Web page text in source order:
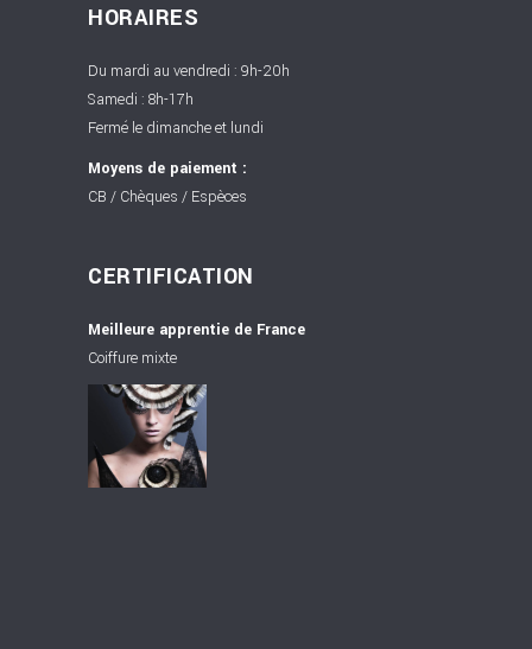
HORAIRES
Du mardi au vendredi : 9h-20h
Samedi : 8h-17h
Fermé le dimanche et lundi
Moyens de paiement :
CB / Chèques / Espèces
CERTIFICATION
Meilleure apprentie de France
Coiffure mixte